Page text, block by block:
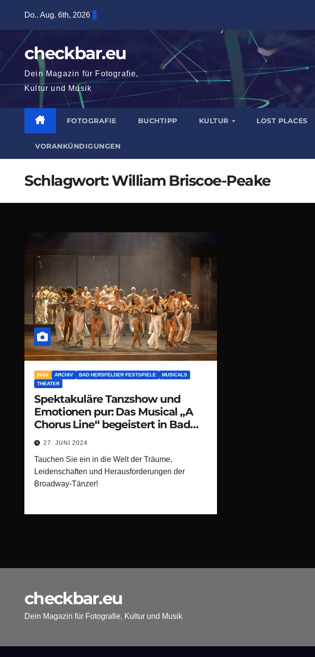
springen
Do.. Aug. 6th, 2026
checkbar.eu
Dein Magazin für Fotografie,
Kultur und Musik
FOTOGRAFIE BUCHTIPP KULTUR LOST PLACES
VORANKÜNDIGUNGEN
Schlagwort:William Briscoe-Peake
2024 ARCHIV BAD HERSFELDER FESTSPIELE
MUSICALS
THEATER
Spektakuläre Tanzshow und
Emotionen pur: Das Musical „A
Chorus Line“ begeistert in Bad
Hersfeld!
27. JUNI 2024
Tauchen Sie ein in die Welt der Träume,
Leidenschaften und Herausforderungen der
Broadway-Tänzer!
checkbar.eu
Dein Magazin für Fotografie, Kultur und Musik